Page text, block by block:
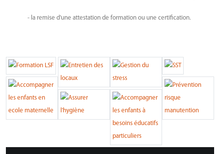
- la remise d'une attestation de formation ou une certification.